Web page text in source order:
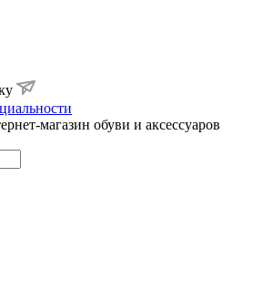
магазин обуви и аксессуаров